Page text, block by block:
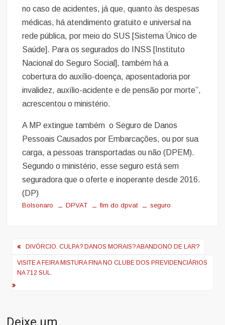
no caso de acidentes, já que, quanto às despesas
médicas, há atendimento gratuito e universal na
rede pública, por meio do SUS [Sistema Único de
Saúde]. Para os segurados do INSS [Instituto
Nacional do Seguro Social], também há a
cobertura do auxílio-doença, aposentadoria por
invalidez, auxílio-acidente e de pensão por morte”,
acrescentou o ministério.
A MP extingue também o Seguro de Danos
Pessoais Causados por Embarcações, ou por sua
carga, a pessoas transportadas ou não (DPEM).
Segundo o ministério, esse seguro está sem
seguradora que o oferte e inoperante desde 2016.
(DP)
Bolsonaro DPVAT fim do dpvat seguro
Navegação
de
Post
DIVÓRCIO. CULPA? DANOS MORAIS? ABANDONO DE LAR?
VISITE A FEIRA MISTURA FINA NO CLUBE DOS PREVIDENCIÁRIOS
NA 712 SUL.